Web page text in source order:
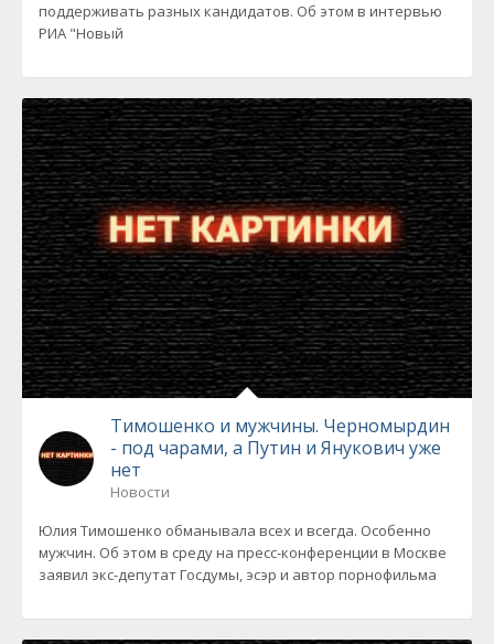
поддерживать разных кандидатов. Об этом в интервью
РИА "Новый
Тимошенко и мужчины. Черномырдин
- под чарами, а Путин и Янукович уже
нет
Новости
Юлия Тимошенко обманывала всех и всегда. Особенно
мужчин. Об этом в среду на пресс-конференции в Москве
заявил экс-депутат Госдумы, эсэр и автор порнофильма